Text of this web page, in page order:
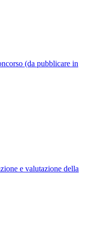
(da pubblicare in
e valutazione della